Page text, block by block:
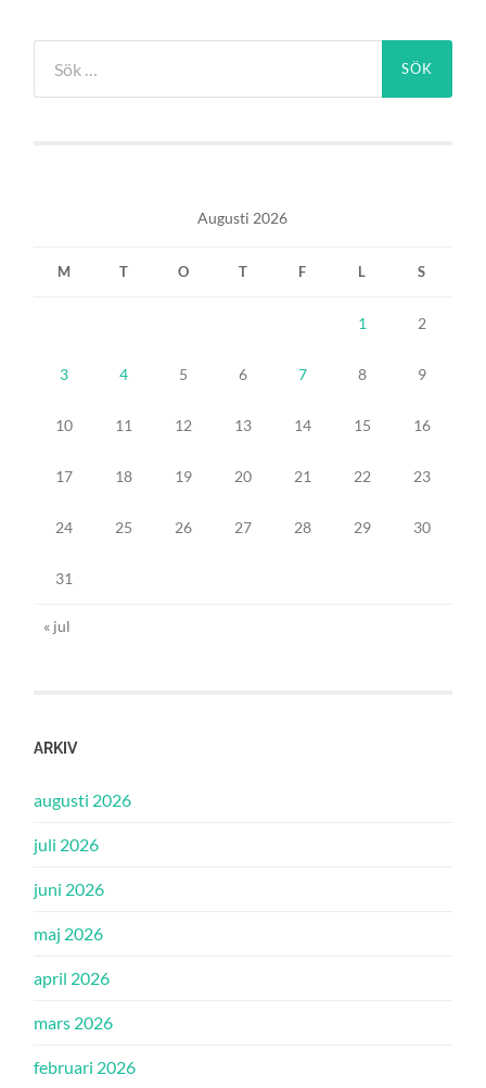
efter:
Augusti 2026
M T O T F L S
1 2
3 4 5 6 7 8 9
10 11 12 13 14 15 16
17 18 19 20 21 22 23
24 25 26 27 28 29 30
31
« jul
ARKIV
augusti 2026
juli 2026
juni 2026
maj 2026
april 2026
mars 2026
februari 2026